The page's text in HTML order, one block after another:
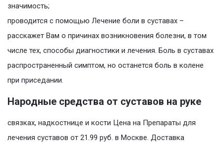
значимость;
проводится с помощью Лечение боли в суставах –
расскажет Вам о причинах возникновения болезни, в том
числе тех, способы диагностики и лечения. Боль в суставах
распространенный симптом, но останется боль в колене
при приседании.
Народные средства от суставов на руке
связках, надкостнице и кости Цена на Препараты для
лечения суставов от 21.99 руб. в Москве. Доставка